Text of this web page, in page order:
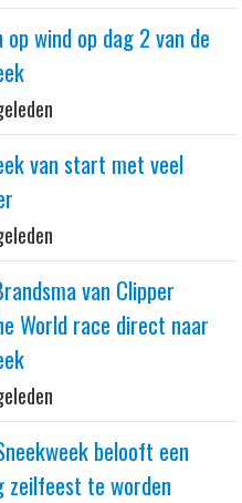
op wind op dag 2 van de
van start met veel
van Clipper
World race direct naar
belooft een
zeilfeest te worden